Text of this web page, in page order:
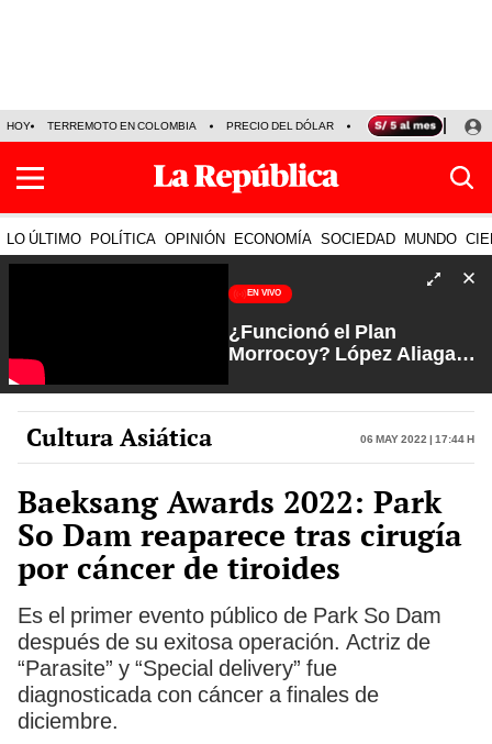
HOY TERREMOTO EN COLOMBIA PRECIO DEL DÓLAR KEIKO FUJIMORI
LO ÚLTIMO POLÍTICA OPINIÓN ECONOMÍA SOCIEDAD MUNDO
EN VIVO
¿Funcionó el Plan
Morrocoy? López Aliaga
jugada al JNE | Arde Troya
con Juliana Oxenford
Cultura Asiática 06 May 2022 | 17:44 h
Baeksang Awards 2022: Park
So Dam reaparece tras cirugía
por cáncer de tiroides
Es el primer evento público de Park So Dam
después de su exitosa operación. Actriz de
“Parasite” y “Special delivery” fue
diagnosticada con cáncer a finales de
diciembre.